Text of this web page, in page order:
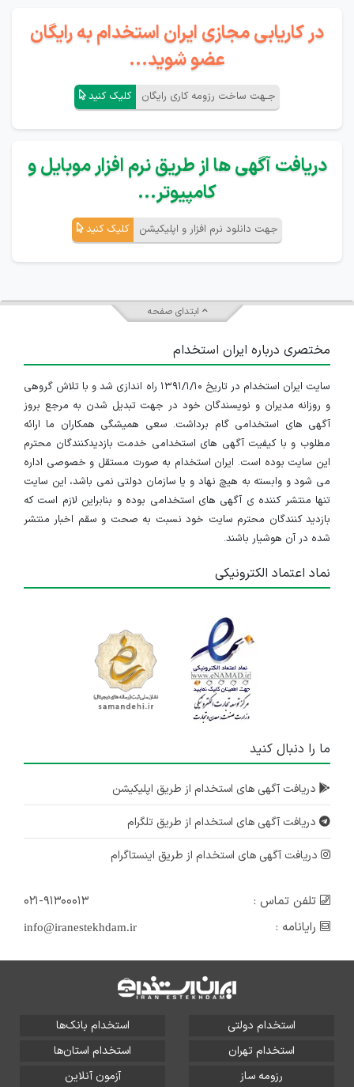
در کاریابی مجازی ایران استخدام به رایگان
عضو شوید...
جـهت ساخت رزومه کاری رایگان کلیک کنید
دریافت آگهی ها از طریق نرم افزار موبایل و
کامپیوتر...
جهت دانلود نرم افزار و اپلیکیشن کلیک کنید
ابتدای صفحه
مختصری درباره ایران استخدام
سایت ایران استخدام در تاریخ ۱۳۹۱/۱/۱۰ راه اندازی شد و با تلاش گروهی
و روزانه مدیران و نویسندگان خود در جهت تبدیل شدن به مرجع بروز
آگهی های استخدامی گام برداشت. سعی همیشگی همکاران ما ارائه
مطلوب و با کیفیت آگهی های استخدامی خدمت بازدیدکنندگان محترم
این سایت بوده است. ایران استخدام به صورت مستقل و خصوصی اداره
می شود و وابسته به هیچ نهاد و یا سازمان دولتی نمی باشد، این سایت
تنها منتشر کننده ی آگهی های استخدامی بوده و بنابراین لازم است که
بازدید کنندگان محترم سایت خود نسبت به صحت و سقم اخبار منتشر
شده در آن هوشیار باشند.
نماد اعتماد الکترونیکی
ما را دنبال کنید
دریافت آگهی های استخدام از طریق اپلیکیشن
دریافت آگهی های استخدام از طریق تلگرام
دریافت آگهی های استخدام از طریق اینستاگرام
تلفن تماس :
۰۲۱-۹۱۳۰۰۰۱۳
رایانامه :
info@iranestekhdam.ir
استخدام دولتی
استخدام بانک‌ها
استخدام تهران
استخدام استان‌ها
رزومه ساز
آزمون آنلاین